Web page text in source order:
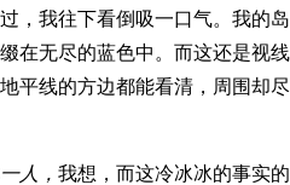
，我往下看倒吸一口气。我的
在无尽的蓝色中。而这还是视
平线的方边都能看清，周围却
人， 我想，而这冷冰冰的事实